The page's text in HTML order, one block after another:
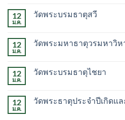
บน
ระนอง
12
ม.ค.
วัดพระบรมธาตุสวี
บน
สวี
12
ม.ค.
วัดพระมหาธาตุวรมหาวิห
บน
วรมหาวิหาร
12
ม.ค.
วัดพระบรมธาตุไชยา
บน
12
ม.ค.
วัดพระธาตุประจำปีเกิดแล